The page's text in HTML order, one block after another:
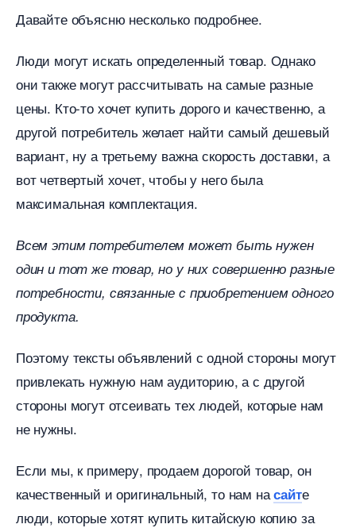
Давайте объясню несколько подробнее.
Люди могут искать определенный товар. Однако
они также могут рассчитывать на самые разные
цены. Кто-то хочет купить дорого и качественно, а
другой потребитель желает найти самый дешевый
ариант, ну а третьему важна скорость доставки, а
от четвертый хочет, чтобы у него была
максимальная комплектация.
сем этим потребителем может быть нужен
один и тот же товар, но у них совершенно разные
потребности, связанные с приобретением одного
продукта.
Поэтому тексты объявлений с одной стороны могут
привлекать нужную нам аудиторию, а с другой
стороны могут отсеивать тех людей, которые нам
не нужны.
Если мы, к примеру, продаем дорогой товар, он
качественный и оригинальный, то нам насайте
люди, которые хотят купить китайскую копию за